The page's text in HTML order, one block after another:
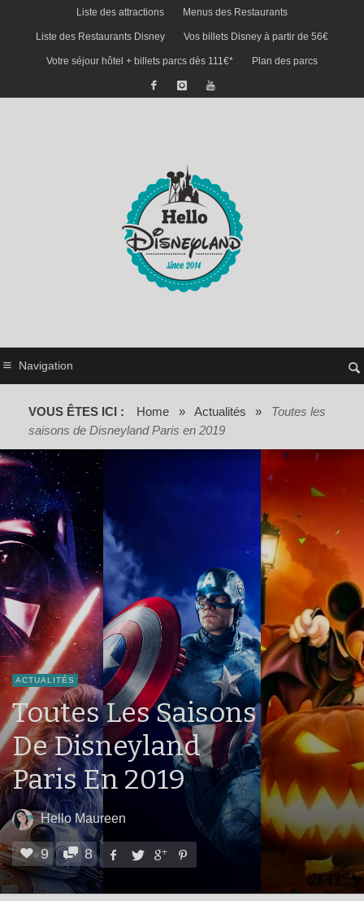
Liste des attractions Menus des Restaurants
Liste des Restaurants Disney Vos billets Disney à partir de 56€
Votre séjour hôtel + billets parcs dès 111€* Plan des parcs
Navigation
VOUS ÊTES ICI : Home » Actualités »
Toutes les
saisons de Disneyland Paris en 2019
ACTUALITÉS
Toutes Les Saisons
De Disneyland
Paris En 2019
Hello Maureen
9 8